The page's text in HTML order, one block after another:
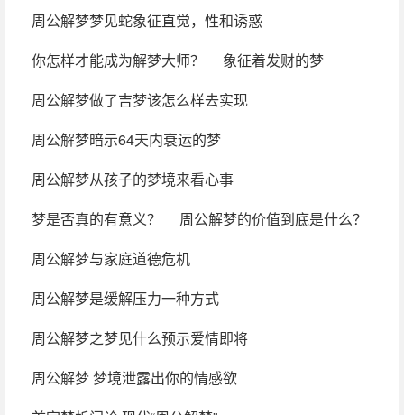
周公解梦梦见蛇象征直觉，性和诱惑
你怎样才能成为解梦大师？
象征着发财的梦
周公解梦做了吉梦该怎么样去实现
周公解梦暗示64天内衰运的梦
周公解梦从孩子的梦境来看心事
梦是否真的有意义？
周公解梦的价值到底是什么？
周公解梦与家庭道德危机
周公解梦是缓解压力一种方式
周公解梦之梦见什么预示爱情即将
周公解梦 梦境泄露出你的情感欲